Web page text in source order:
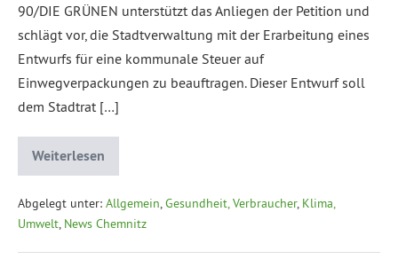
90/DIE GRÜNEN unterstützt das Anliegen der Petition und
schlägt vor, die Stadtverwaltung mit der Erarbeitung eines
Entwurfs für eine kommunale Steuer auf
Einwegverpackungen zu beauftragen. Dieser Entwurf soll
dem Stadtrat […]
Weiterlesen
Abgelegt unter: Allgemein,Gesundheit, Verbraucher, Klima,
Umwelt, News Chemnitz